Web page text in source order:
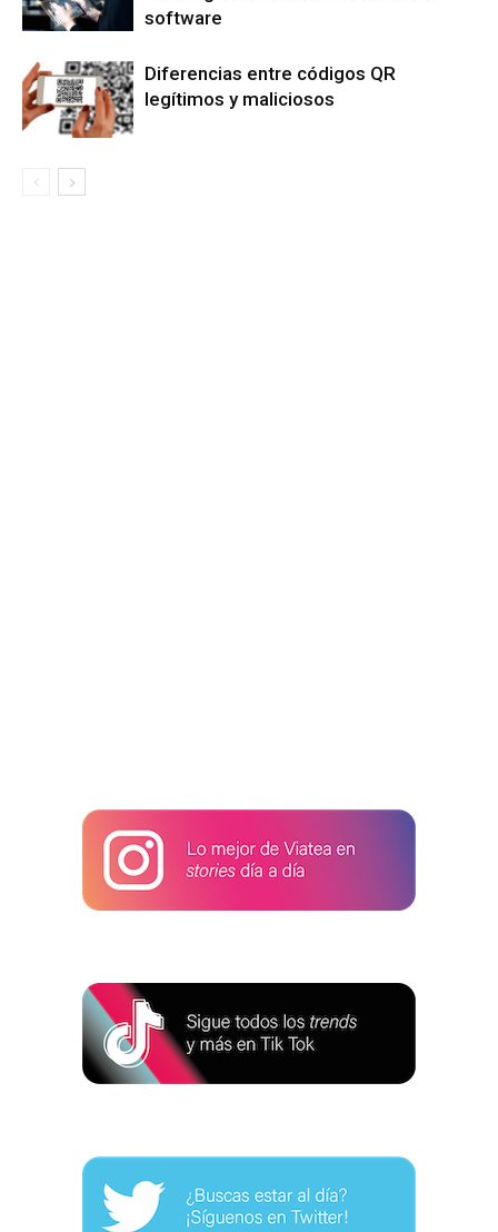
software
Diferencias entre códigos QR
legítimos y maliciosos